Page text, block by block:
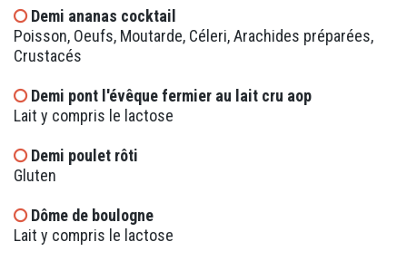
Demi ananas cocktail
Poisson, Oeufs, Moutarde, Céleri, Arachides préparées,
Crustacés
Demi pont l'évêque fermier au lait cru aop
Lait y compris le lactose
Demi poulet rôti
Gluten
Dôme de boulogne
Lait y compris le lactose